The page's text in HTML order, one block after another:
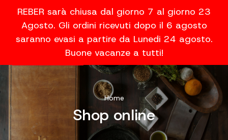
REBER sarà chiusa dal giorno 7 al giorno 23
Agosto. Gli ordini ricevuti dopo il 6 agosto
saranno evasi a partire da Lunedi 24 agosto.
Buone vacanze a tutti!
Home
Shop online